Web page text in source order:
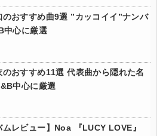
のおすすめ曲9選 ”カッコイイ”ナンバ
中心に厳選
のおすすめ11選 代表曲から隠れた名
中心に厳選
ムレビュー】Noa 『LUCY LOVE』